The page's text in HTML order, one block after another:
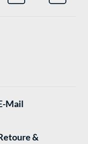
Mail
&